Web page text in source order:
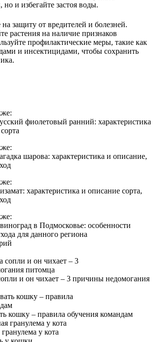
и избегайте застоя воды.
защиту от вредителей и болезней.
растения на наличие признаков
профилактические меры, такие как
и инсектицидами, чтобы сохранить
фиолетовый ранний: характеристика
шарова: характеристика и описание,
характеристика и описание сорта,
в Подмосковье: особенности
для данного региона
и он чихает – 3 причины недомогания
кошку – правила обучения командам
у кота